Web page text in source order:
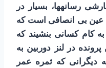
رسانه­ها، بسیار در
عین بی انصافی است که
کام کسانی بنشیند که
در لنز دوربین به
دیگرانی که ثمره عمر